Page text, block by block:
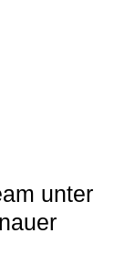
unter